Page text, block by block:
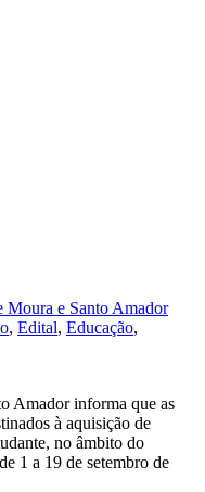
Moura e Santo Amador
, Edital, Educação,
Amador informa que as
à aquisição de
no âmbito do
1 a 19 de setembro de